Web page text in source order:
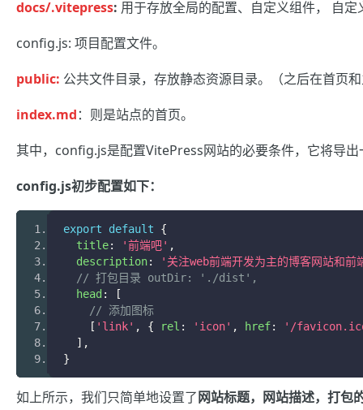
docs/.vitepress: 用于存放全局的配置、自定义组件， 自
config.js: 项目配置文件。
public: 公共文件目录，存放静态资源目录。（之后在首页
index.md：则是站点的首页。
其中，config.js是配置VitePress网站的必要条件，它将导
config.js初步配置如下：
export default
{
  title
: '前端吧' ,
  description
:
'关注web前端开发为主的博客网站和前
// 打包目录 outDir: './dist',
  head
:
[
// 添加图标
[ 'link' , { rel : 'icon' , href:
'/
],
}
如上所示，我们只简单地设置了网站标题，网站描述，打包